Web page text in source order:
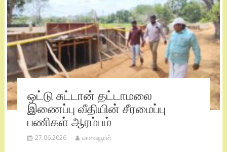
ஒட்டு சுட்டான் தட்டாமலை
இணைப்பு வீதியின் சீரமைப்பு
பணிகள் ஆரம்பம்
27.06.2026 மாவையூரன்